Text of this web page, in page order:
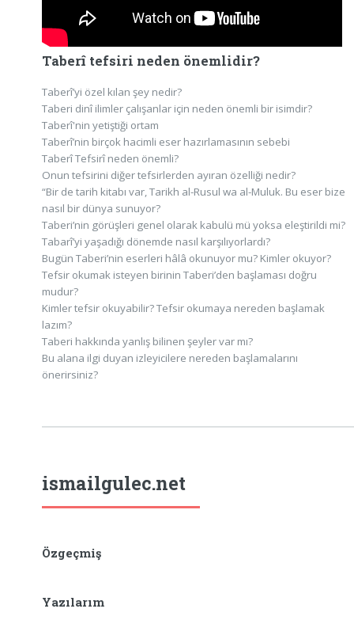
Taberî tefsiri neden önemlidir?
Taberî’yi özel kılan şey nedir?
Taberi dinî ilimler çalışanlar için neden önemli bir isimdir?
Taberî'nin yetiştiği ortam
Taberî’nin birçok hacimli eser hazırlamasının sebebi
Taberî Tefsirî neden önemli?
Onun tefsirini diğer tefsirlerden ayıran özelliği nedir?
“Bir de tarih kitabı var, Tarikh al-Rusul wa al-Muluk. Bu eser bize
nasıl bir dünya sunuyor?
Taberi’nin görüşleri genel olarak kabulü mü yoksa eleştirildi mi?
Tabarî’yi yaşadığı dönemde nasıl karşılıyorlardı?
Bugün Taberi’nin eserleri hâlâ okunuyor mu? Kimler okuyor?
Tefsir okumak isteyen birinin Taberi’den başlaması doğru
mudur?
Kimler tefsir okuyabilir? Tefsir okumaya nereden başlamak
lazım?
Taberi hakkında yanlış bilinen şeyler var mı?
Bu alana ilgi duyan izleyicilere nereden başlamalarını
önerirsiniz?
ismailgulec.net
Özgeçmiş
Yazılarım